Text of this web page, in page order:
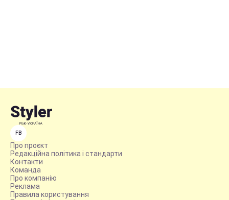
FB
Про проєкт
Редакційна політика і стандарти
Контакти
Команда
Про компанію
Реклама
Правила користування